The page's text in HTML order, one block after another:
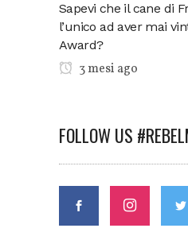
Sapevi che il cane di
l’unico ad aver mai
Award?
3 mesi ago
FOLLOW US